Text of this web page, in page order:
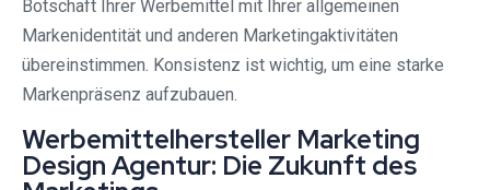
Botschaft Ihrer Werbemittel mit Ihrer allgemeinen
Markenidentität und anderen Marketingaktivitäten
übereinstimmen. Konsistenz ist wichtig, um eine starke
Markenpräsenz aufzubauen.
Werbemittelhersteller Marketing
Design Agentur: Die Zukunft des